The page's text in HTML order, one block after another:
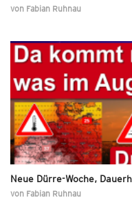
von Fabian Ruhnau
Neue Dürre-Woche,
von Fabian Ruhnau